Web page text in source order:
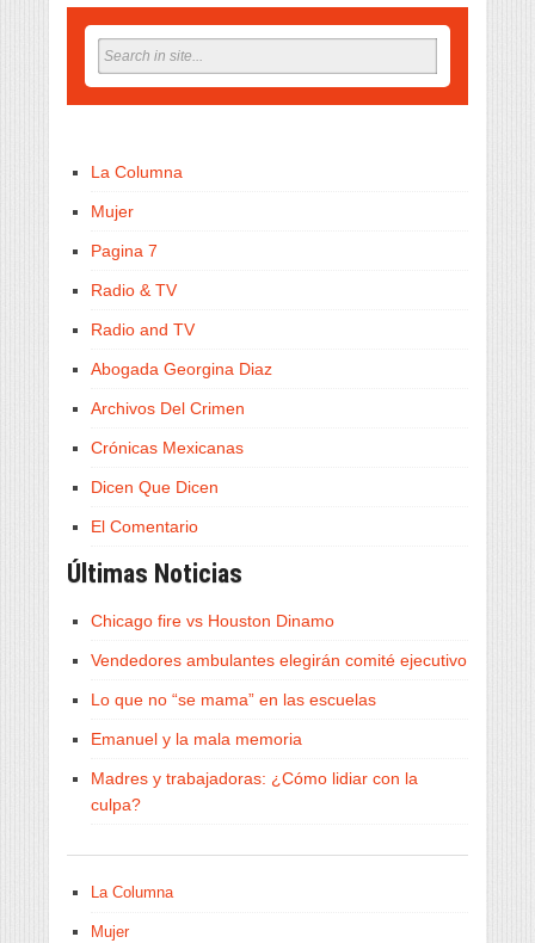
La Columna
Mujer
Pagina 7
Radio & TV
Radio and TV
Abogada Georgina Diaz
Archivos Del Crimen
Crónicas Mexicanas
Dicen Que Dicen
El Comentario
Últimas Noticias
Chicago fire vs Houston Dinamo
Vendedores ambulantes elegirán comité ejecutivo
Lo que no “se mama” en las escuelas
Emanuel y la mala memoria
Madres y trabajadoras: ¿Cómo lidiar con la
culpa?
La Columna
Mujer